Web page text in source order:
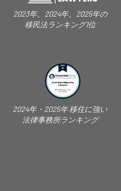
2023年、2024年、2025年の
移民法ランキング1位
2024年・2025年 移住に強い
法律事務所ランキング